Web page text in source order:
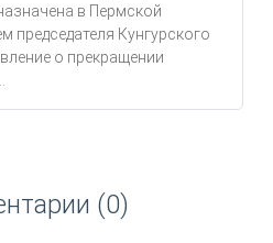
в Пермской
председателя Кунгурского
о прекращении
(0)